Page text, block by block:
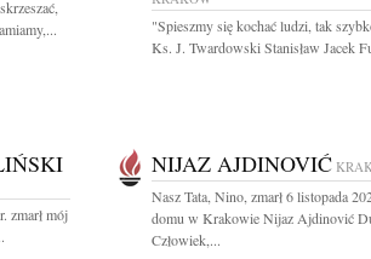
"Spieszmy się kochać ludzi, tak
Ks. J. Twardowski Stanisław Jacek
zmarł mój
NIJAZ AJDINOVIĆ
Nasz Tata, Nino, zmarł 6 listopada
domu w Krakowie Nijaz Ajdinović
Człowiek,...